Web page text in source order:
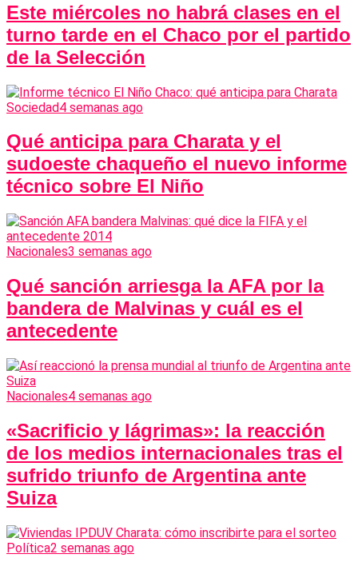
Este miércoles no habrá clases en el
turno tarde en el Chaco por el partido
de la Selección
Sociedad4 semanas ago
Qué anticipa para Charata y el
sudoeste chaqueño el nuevo informe
técnico sobre El Niño
Nacionales3 semanas ago
Qué sanción arriesga la AFA por la
bandera de Malvinas y cuál es el
antecedente
Nacionales4 semanas ago
«Sacrificio y lágrimas»: la reacción
de los medios internacionales tras el
sufrido triunfo de Argentina ante
Suiza
Política2 semanas ago